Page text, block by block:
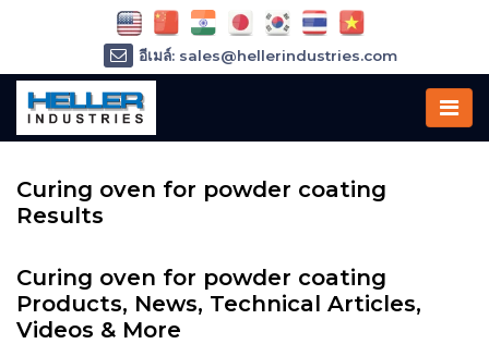
Curing oven for powder coating
Results
Curing oven for powder coating
Products, News, Technical Articles,
Videos & More
อีเมล์: sales@hellerindustries.com
อีเมล์: service@hellerindustries.com
โทรศัพท์ :